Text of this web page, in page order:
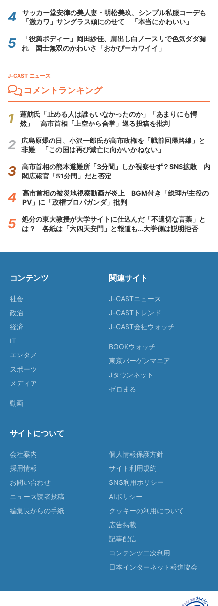
サッカー堂安律の美人妻・明松美玖、シンプル私服コーデも
「激カワ」サングラス頭にのせて 「本当にかわいい」
「役満ボディー」岡田紗佳、肩出し白ノースリで色気ダダ漏
れ 国士無双のかわいさ「おかぴーカワイイ」
J-CAST ニュース
コメントランキング
蓮舫氏「止める人は誰もいなかったのか」「あまりにも愕
然」 高市首相「上空から合掌」巡る投稿を批判
広島原爆の日、小沢一郎氏が高市政権を「戦前回帰路線」と
非難 「この国は再び滅亡に向かいかねない」
高市首相の熊本避難所「3分間」しか視察せず？SNS拡散 内
閣広報官「51分間」だと否定
高市首相の被災地視察動画が炎上 BGM付き「総理が主役の
PV」に「政権プロパガンダ」批判
処分の東大教授が大学サイトに仕込んだ「不適切な言葉」と
は？ 各紙は「六四天安門」と報道も...大学側は説明拒否
コンテンツ
社会
政治
経済
IT
エンタメ
スポーツ
メディア
動画
関連サイト
J-CASTニュース
J-CASTトレンド
J-CAST会社ウォッチ
BOOKウォッチ
東京バーゲンマニア
Jタウンネット
ゼロまる
サイトについて
会社案内
採用情報
お問い合わせ
ニュース読者投稿
編集長からの手紙
個人情報保護方針
サイト利用規約
SNS利用ポリシー
AIポリシー
クッキーの利用について
広告掲載
記事配信
コンテンツ二次利用
日本インターネット報道協会